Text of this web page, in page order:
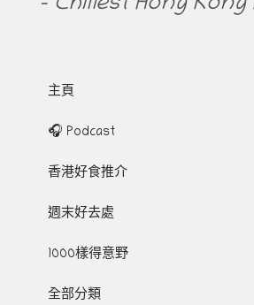
- Chillest Hong Kong
主頁
🎧 Podcast
香港好食推介
週末好去處
1000樣得意野
全部分類